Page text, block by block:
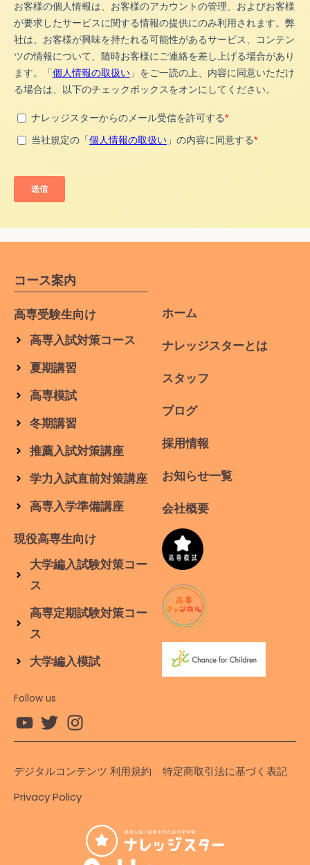
コース案内
高専受験生向け
高専入試対策コース
夏期講習
高専模試
冬期講習
推薦入試対策講座
学力入試直前対策講座
高専入学準備講座
現役高専生向け
大学編入試験対策コー
ス
高専定期試験対策コー
ス
大学編入模試
ホーム
ナレッジスターとは
スタッフ
ブログ
採用情報
お知らせ一覧
会社概要
Follow us
デジタルコンテンツ 利用規約
特定商取引法に基づく表記
Privacy Policy